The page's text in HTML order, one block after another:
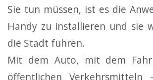
Sie tun müssen, ist es die
Handy zu installieren und sie
die Stadt führen.
Mit dem Auto, mit dem
öffentlichen